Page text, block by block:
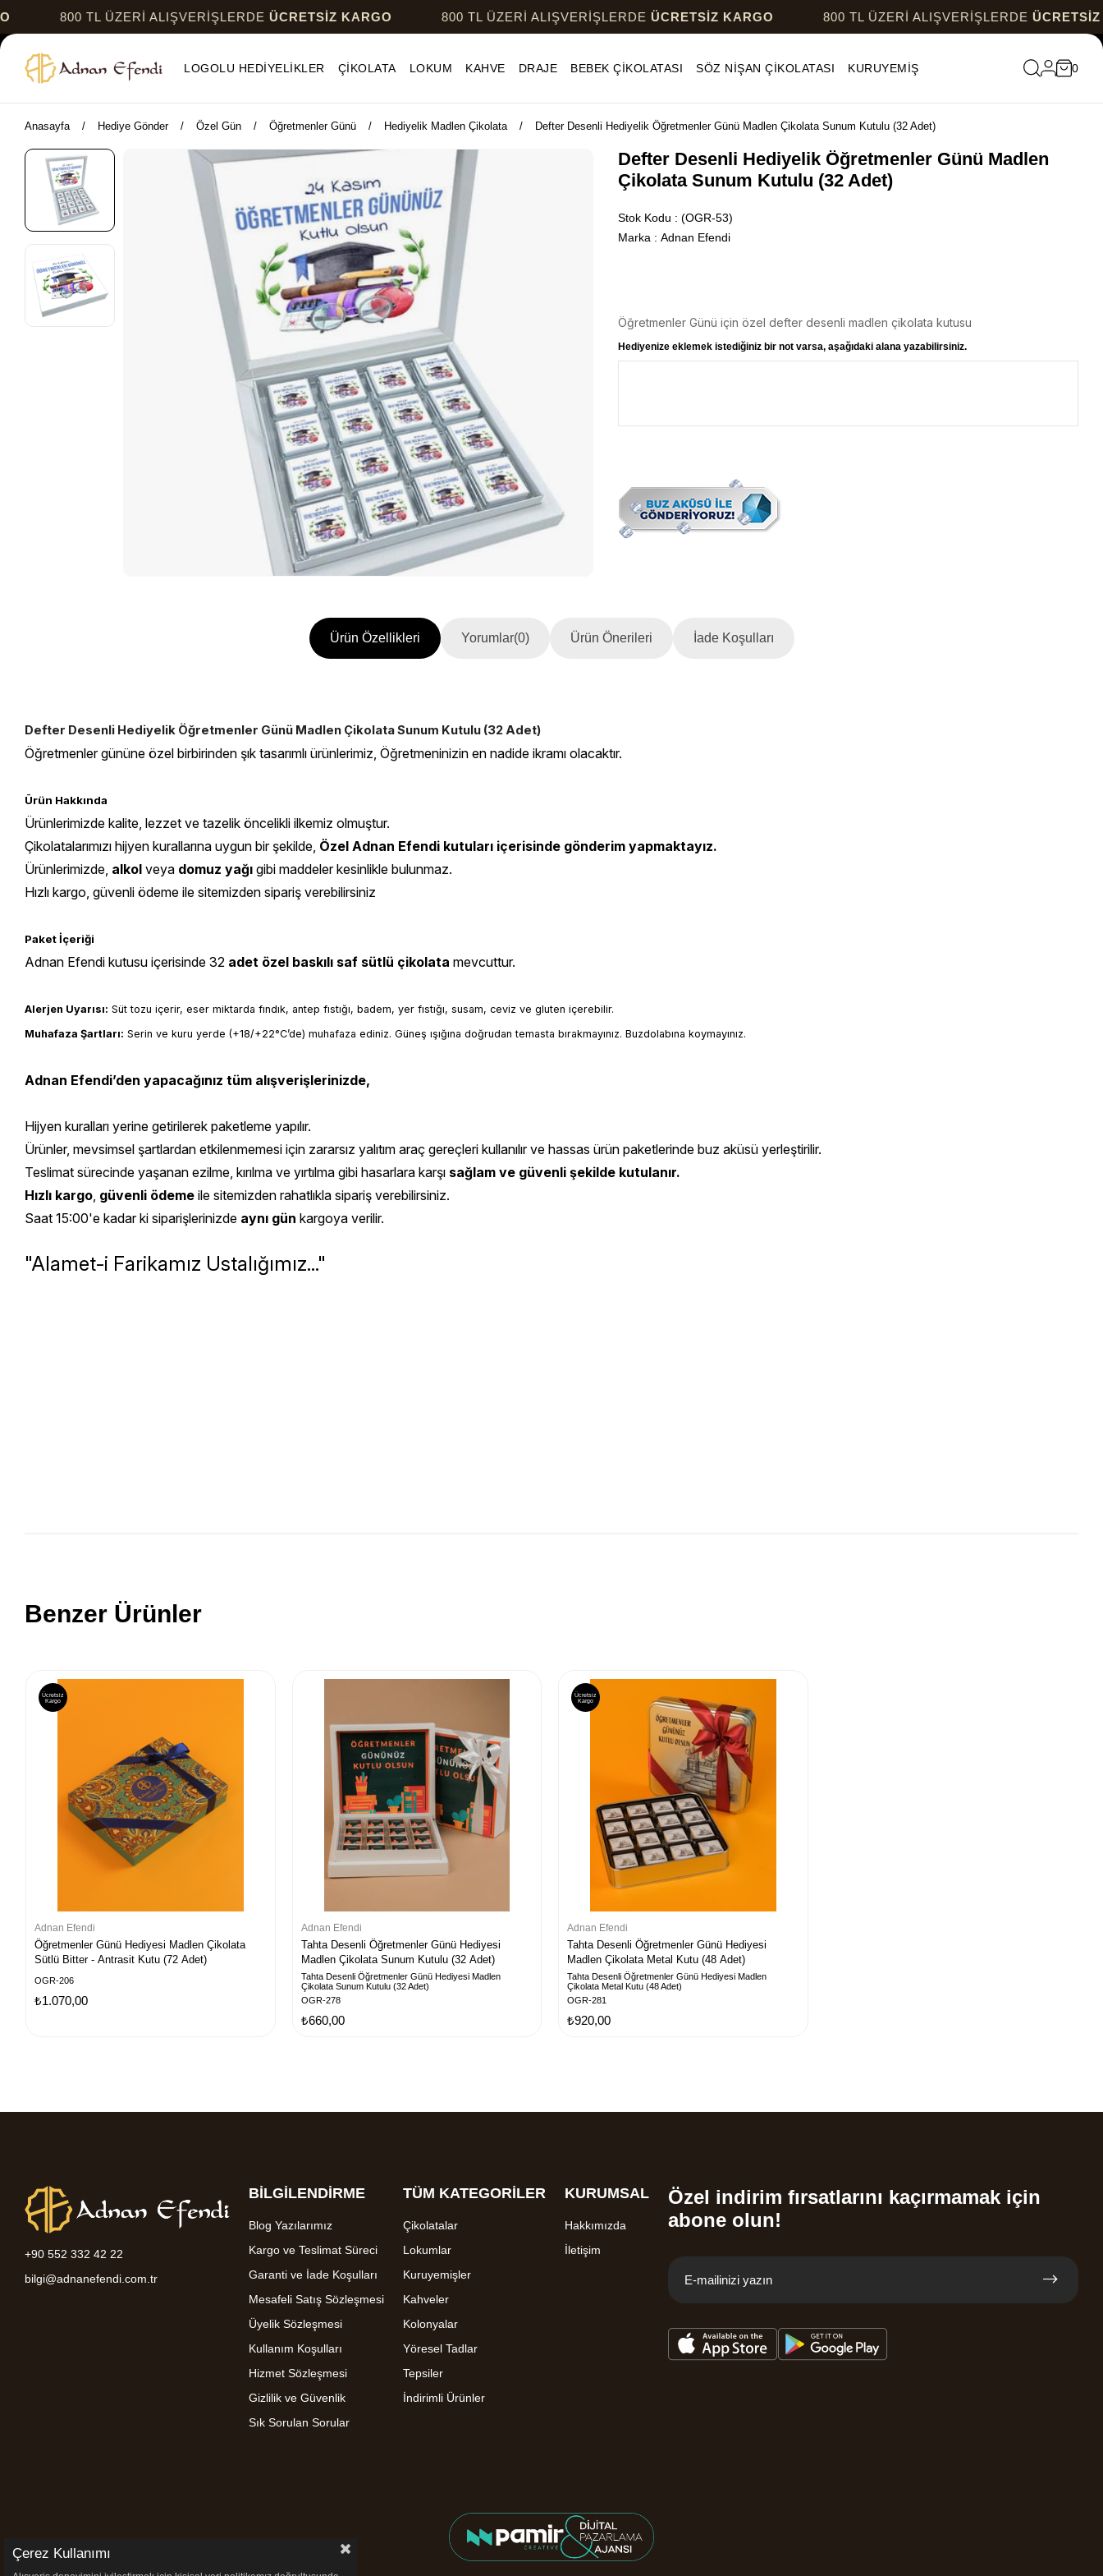
800 TL ÜZERİ ALIŞVERİŞLERDEÜCRETSİZ KARGO 800 TL ÜZERİ ALIŞVERİŞLERDEÜCRETSİZ KARGO 800 TL ÜZERİ ALIŞVERİŞLERDEÜCRETSİZ
LOGOLU HEDİYELİKLER ÇİKOLATA LOKUM KAHVE DRAJE BEBEK ÇİKOLATASI SÖZ NİŞAN ÇİKOLATASI KURUYEMİŞ 0
Anasayfa Hediye Gönder Özel Gün Öğretmenler Günü Hediyelik Madlen Çikolata Defter Desenli Hediyelik Öğretmenler Günü Madlen Çikolata Sunum Kutulu (32 Adet)
Defter Desenli Hediyelik Öğretmenler Günü Madlen
Çikolata Sunum Kutulu (32 Adet)
Stok Kodu
(OGR-53)
Marka : Adnan Efendi
Öğretmenler Günü için özel defter desenli madlen çikolata kutusu
Hediyenize eklemek istediğiniz bir not varsa, aşağıdaki alana yazabilirsiniz.
Ürün Özellikleri Yorumlar(0) Ürün Önerileri İade Koşulları
Defter Desenli Hediyelik Öğretmenler Günü Madlen Çikolata Sunum Kutulu (32 Adet)
Öğretmenler gününe özel birbirinden şık tasarımlı ürünlerimiz, Öğretmeninizin en nadide ikramı olacaktır.
Ürün Hakkında
Ürünlerimizde kalite, lezzet ve tazelik öncelikli ilkemiz olmuştur.
Çikolatalarımızı hijyen kurallarına uygun bir şekilde, Özel Adnan Efendi kutuları içerisinde gönderim yapmaktayız.
Ürünlerimizde, alkol veya domuz yağı gibi maddeler kesinlikle bulunmaz.
Hızlı kargo, güvenli ödeme ile sitemizden sipariş verebilirsiniz
Paket İçeriği
Adnan Efendi kutusu içerisinde 32 adet özel baskılı saf sütlü çikolata mevcuttur.
Alerjen Uyarısı: Süt tozu içerir, eser miktarda fındık, antep fıstığı, badem, yer fıstığı, susam, ceviz ve gluten içerebilir.
Muhafaza Şartları: Serin ve kuru yerde (+18/+22°C’de) muhafaza ediniz. Güneş ışığına doğrudan temasta bırakmayınız. Buzdolabına koymayınız.
Adnan Efendi’den yapacağınız tüm alışverişlerinizde,
Hijyen kuralları yerine getirilerek paketleme yapılır.
Ürünler, mevsimsel şartlardan etkilenmemesi için zararsız yalıtım araç gereçleri kullanılır ve hassas ürün paketlerinde buz aküsü yerleştirilir.
Teslimat sürecinde yaşanan ezilme, kırılma ve yırtılma gibi hasarlara karşı sağlam ve güvenli şekilde kutulanır.
Hızlı kargo, güvenli ödeme ile sitemizden rahatlıkla sipariş verebilirsiniz.
Saat 15:00'e kadar ki siparişlerinizde aynı gün kargoya verilir.
"Alamet-i Farikamız Ustalığımız..."
Benzer Ürünler
Adnan Efendi
Öğretmenler Günü Hediyesi Madlen Çikolata
Sütlü Bitter - Antrasit Kutu (72 Adet)
OGR-206
₺1.070,00
Ücretsiz
Kargo
Adnan Efendi
Tahta Desenli Öğretmenler Günü Hediyesi
Madlen Çikolata Sunum Kutulu (32 Adet)
Tahta Desenli Öğretmenler Günü Hediyesi Madlen
Çikolata Sunum Kutulu (32 Adet)
OGR-278
₺660,00
Adnan Efendi
Tahta Desenli Öğretmenler Günü Hediyesi
Madlen Çikolata Metal Kutu (48 Adet)
Tahta Desenli Öğretmenler Günü Hediyesi Madlen
Çikolata Metal Kutu (48 Adet)
OGR-281
₺920,00
Ücretsiz
Kargo
+90 552 332 42 22
bilgi@adnanefendi.com.tr
BİLGİLENDİRME
Blog Yazılarımız
Kargo ve Teslimat Süreci
Garanti ve İade Koşulları
Mesafeli Satış Sözleşmesi
Üyelik Sözleşmesi
Kullanım Koşulları
Hizmet Sözleşmesi
Gizlilik ve Güvenlik
Sık Sorulan Sorular
TÜM KATEGORİLER
Çikolatalar
Lokumlar
Kuruyemişler
Kahveler
Kolonyalar
Yöresel Tadlar
Tepsiler
İndirimli Ürünler
KURUMSAL
Hakkımızda
İletişim
Özel indirim fırsatlarını kaçırmamak için
abone olun!
Çerez Kullanımı